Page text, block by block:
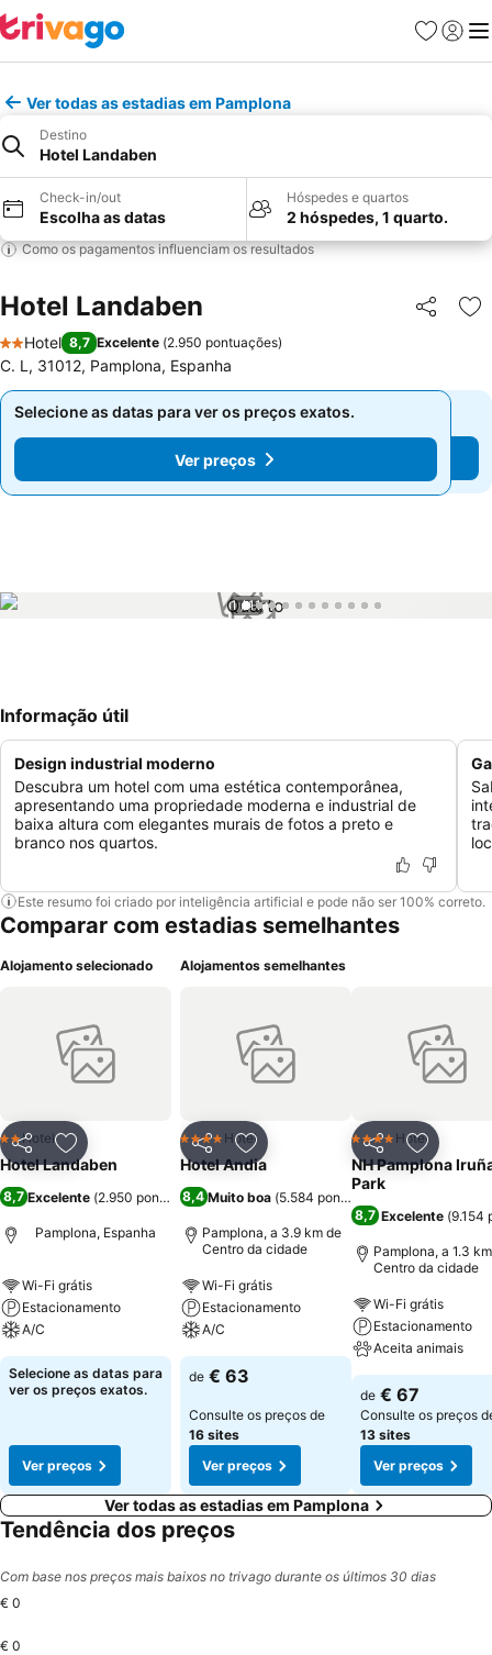
Favoritos
Iniciar
Ver todas as estadias em Pamplona
Destino
Hotel Landaben
Check-in/out
Escolha as datas
Hóspedes e quartos
2 hóspedes, 1 quarto.
Como os pagamentos influenciam os resultados
Hotel Landaben Partilhar
2 Estrelas
Hotel 8,7 Excelente (2.950 pontuações)
C. L, 31012, Pamplona, Espanha
Selecione as datas para ver os preços exatos.
Ver preços
Selecione as datas para ver os preços exatos.
Ver preços
1 / 11
Informação útil
Design industrial moderno
Descubra um hotel com uma estética contemporânea,
apresentando uma propriedade moderna e industrial de
baixa altura com elegantes murais de fotos a preto e
branco nos quartos.
Este resumo foi criado por inteligência artificial e pode não ser 100% correto.
Comparar com estadias semelhantes
Alojamento selecionado
PartilharAdicionar aos favoritos
2 Estrelas
Hotel
Hotel Landaben
8,7 Excelente (2.950 pontuações)
Pamplona, Espanha
Wi-Fi grátis
Estacionamento
A/C
Selecione as datas para
ver os preços exatos.
Ver preços
Alojamentos semelhantes
PartilharAdicionar aos favoritos
4 EstrelasHotel
Hotel Andia
8,4Muito boa (5.584 pontuações
Pamplona, a 3.9 km de
Centro da cidade
Wi-Fi grátis
Estacionamento
A/C
de € 63
Consulte os preços de
16 sites
Ver preços
Partilhar
4 EstrelasHotel
NH Pamplona
Park
8,7 Excelente (9.154
Pamplona, a 1.3
Centro da cidade
Wi-Fi grátis
Estacionamento
Aceita animais
de € 67
Consulte os preços
13 sites
Ver preços
Ver todas as estadias em Pamplona
Tendência dos preços
Com base nos preços mais baixos no trivago durante os últimos 30 dias
€ 0
€ 0